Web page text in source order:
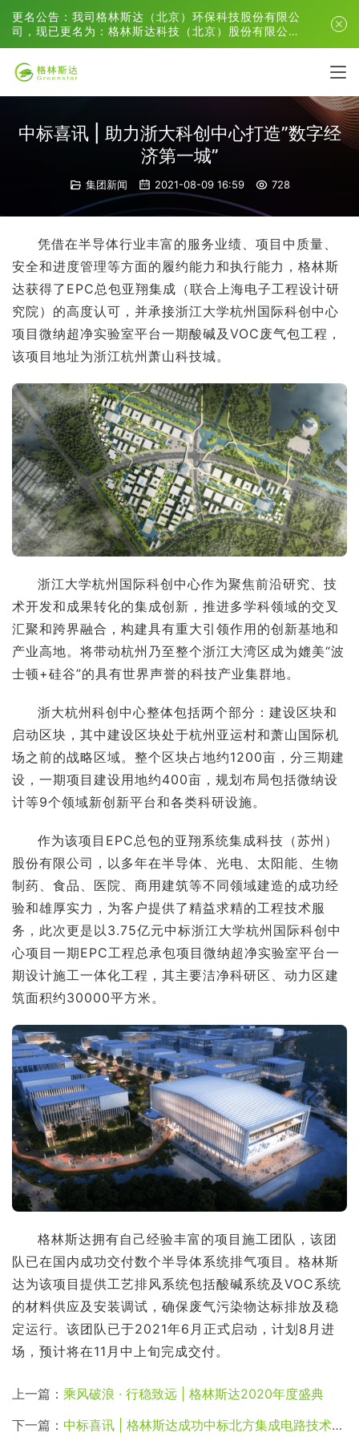
更名公告：我司格林斯达（北京）环保科技股份有限公
司，现已更名为：格林斯达科技（北京）股份有限公
司。
中标喜讯 | 助力浙大科创中心打造”数字经
济第一城”
集团新闻 2021-08-09 16:59 728
凭借在半导体行业丰富的服务业绩、项目中质量、
安全和进度管理等方面的履约能力和执行能力，格林斯
达获得了EPC总包亚翔集成（联合上海电子工程设计研
究院）的高度认可，并承接浙江大学杭州国际科创中心
项目微纳超净实验室平台一期酸碱及VOC废气包工程，
该项目地址为浙江杭州萧山科技城。
浙江大学杭州国际科创中心作为聚焦前沿研究、技
术开发和成果转化的集成创新，推进多学科领域的交叉
汇聚和跨界融合，构建具有重大引领作用的创新基地和
产业高地。将带动杭州乃至整个浙江大湾区成为媲美“波
士顿+硅谷”的具有世界声誉的科技产业集群地。
浙大杭州科创中心整体包括两个部分：建设区块和
启动区块，其中建设区块处于杭州亚运村和萧山国际机
场之前的战略区域。整个区块占地约1200亩，分三期建
设，一期项目建设用地约400亩，规划布局包括微纳设
计等9个领域新创新平台和各类科研设施。
作为该项目EPC总包的亚翔系统集成科技（苏州）
股份有限公司，以多年在半导体、光电、太阳能、生物
制药、食品、医院、商用建筑等不同领域建造的成功经
验和雄厚实力，为客户提供了精益求精的工程技术服
务，此次更是以3.75亿元中标浙江大学杭州国际科创中
心项目一期EPC工程总承包项目微纳超净实验室平台一
期设计施工一体化工程，其主要洁净科研区、动力区建
筑面积约30000平方米。
格林斯达拥有自己经验丰富的项目施工团队，该团
队已在国内成功交付数个半导体系统排气项目。格林斯
达为该项目提供工艺排风系统包括酸碱系统及VOC系统
的材料供应及安装调试，确保废气污染物达标排放及稳
定运行。该团队已于2021年6月正式启动，计划8月进
场，预计将在11月中上旬完成交付。
上一篇： 乘风破浪 · 行稳致远 | 格林斯达2020年度盛典
下一篇： 中标喜讯 | 格林斯达成功中标北方集成电路技术创新中心项目有机废气处理系统工程